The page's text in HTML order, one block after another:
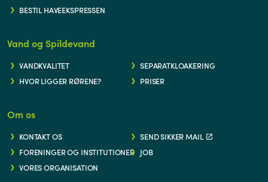
BESTIL HAVEEKSPRESSEN
Vand og Spildevand
VANDKVALITET
SEPARATKLOAKERING
HVOR LIGGER RØRENE?
PRISER
Om os
KONTAKT OS
SEND SIKKER MAIL
FORENINGER OG INSTITUTIONER JOB
VORES ORGANISATION